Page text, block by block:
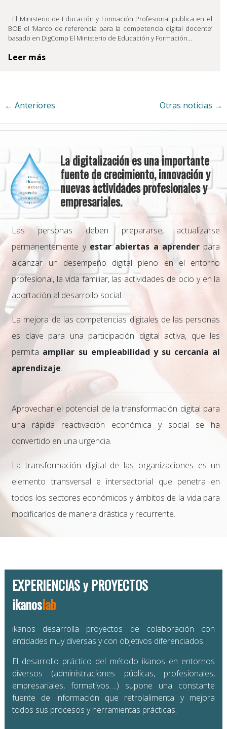
El Ministerio de Educación y Formación Profesional publica en el
BOE el ‘Marco de referencia para la competencia digital docente’
basado en DigComp El Ministerio de Educación y Formación…
Leer más
← Anteriores Otras noticias →
La digitalización es una importante
fuente de crecimiento, innovación y
nuevas actividades profesionales y
empresariales.
Las personas deben prepararse, actualizarse
permanentemente y estar abiertas a aprenderpara
alcanzar un desempeño digital pleno en el entorno
profesional, la vida familiar, las actividades de ocio y en la
aportación al desarrollo social.
La mejora de las competencias digitales de las personas
es clave para una participación digital activa, que les
permita ampliar su empleabilidad y su cercanía al
aprendizaje.
Aprovechar el potencial de la transformación digital para
una rápida reactivación económica y social se ha
convertido en una urgencia.
La transformación digital de las organizaciones es un
elemento transversal e intersectorial que penetra en
todos los sectores económicos y ámbitos de la vida para
modificarlos de manera drástica y recurrente.
EXPERIENCIAS y PROYECTOS
ikanoslab
ikanos desarrolla proyectos de colaboración con
entidades muy diversas y con objetivos diferenciados.
El desarrollo práctico del método ikanos en entornos
diversos (administraciones públicas, profesionales,
empresariales, formativos….) supone una constante
fuente de información que retrolalimenta y mejora
todos sus procesos y herramientas prácticas.